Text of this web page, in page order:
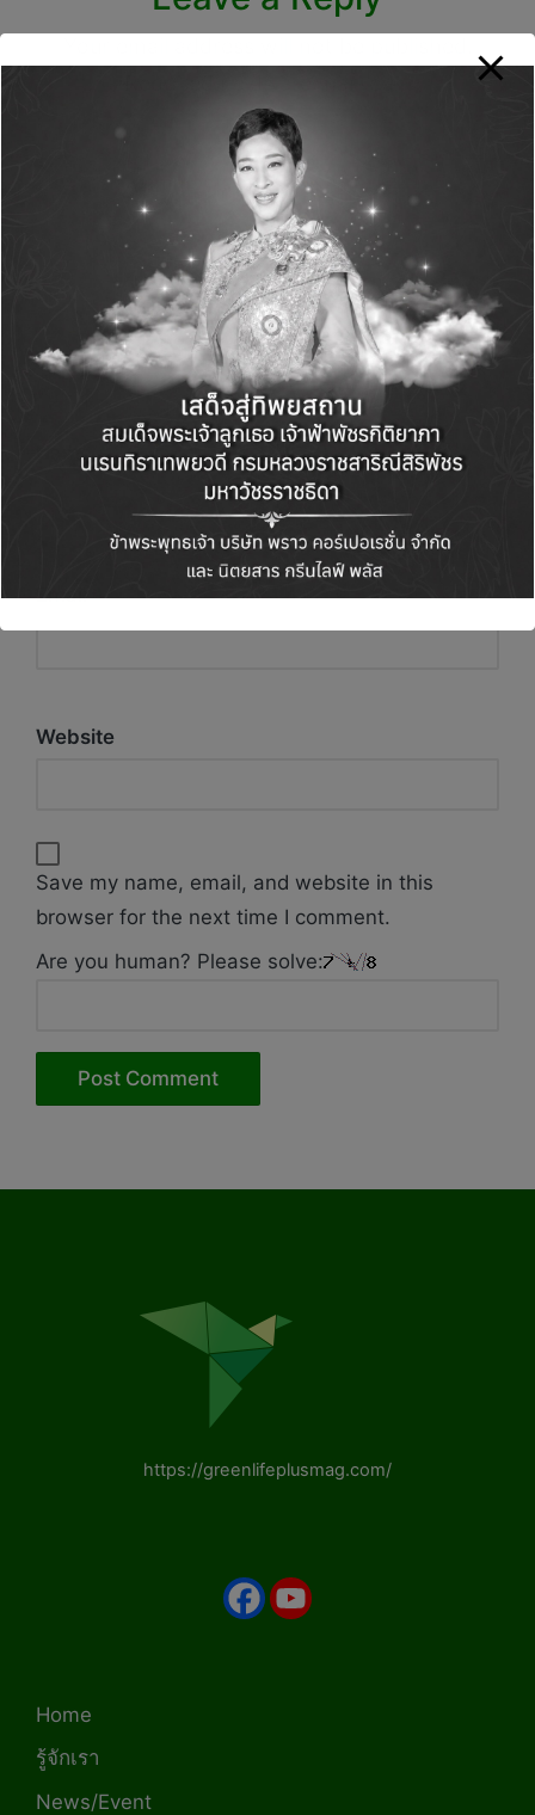
Name*
Email*
Website
Save my name, email, and website in this
browser for the next time I comment.
Are you human? Please solve:
https://greenlifeplusmag.com/
Home
รู้จักเรา
News/Event